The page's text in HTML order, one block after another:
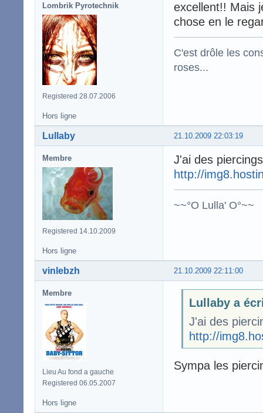
Lombrik Pyrotechnik
Registered 28.07.2006
excellent!! Mais
chose en le
C'est drôle les
roses...
Hors ligne
21.10.2009 22:03:19
Lullaby
Membre
Registered 14.10.2009
J'ai des
http://
~~°O Lulla' O°~~
Hors ligne
21.10.2009 22:11:00
vinlebzh
Membre
Lieu Au fond a gauche
Registered 06.05.2007
Lullaby a
J'ai des
http://
Sympa les
Hors ligne